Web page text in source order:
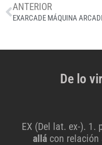
ANTERIOR
De lo
EX (Del lat. ex-). 1.
allá con